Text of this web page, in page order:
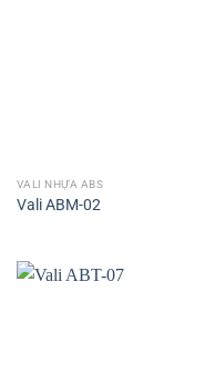
VALI NHỰA ABS
Vali ABM-02